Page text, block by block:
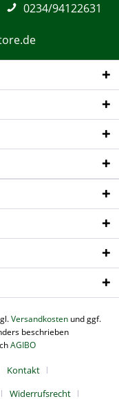
0234/94122631
Versandkosten und ggf.
beschrieben
AGIBO
Kontakt
Widerrufsrecht